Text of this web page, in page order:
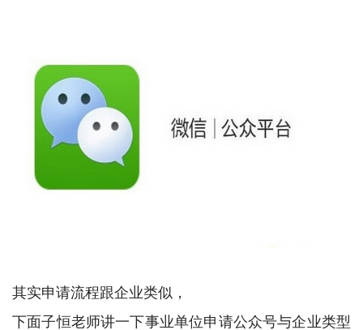
其实申请流程跟企业类似，
下面子恒老师讲一下事业单位申请公众号与企业类型